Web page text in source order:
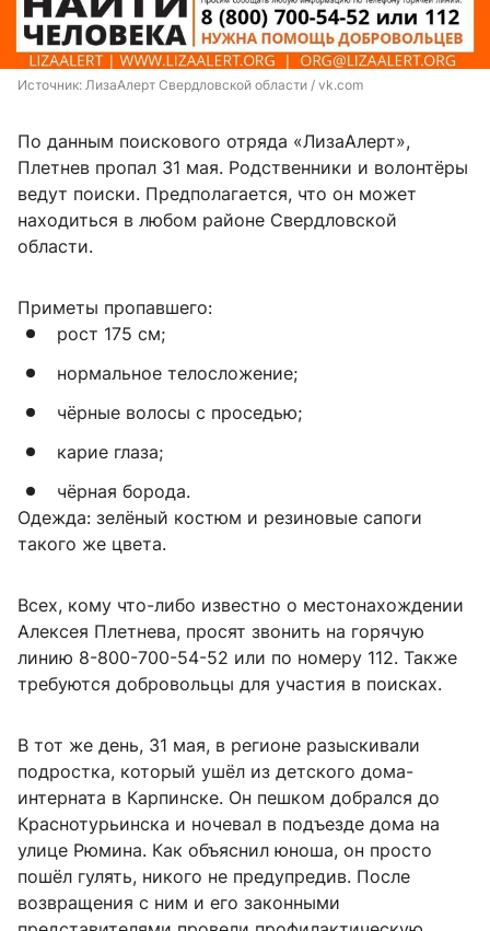
Источник: ЛизаАлерт Свердловской области / vk.com
По данным поискового отряда «ЛизаАлерт»,
Плетнев пропал 31 мая. Родственники и волонтёры
ведут поиски. Предполагается, что он может
находиться в любом районе Свердловской
области.
Приметы пропавшего:
рост 175 см;
нормальное телосложение;
чёрные волосы с проседью;
карие глаза;
чёрная борода.
Одежда: зелёный костюм и резиновые сапоги
такого же цвета.
Всех, кому что-либо известно о местонахождении
Алексея Плетнева, просят звонить на горячую
линию 8-800-700-54-52 или по номеру 112. Также
требуются добровольцы для участия в поисках.
В тот же день, 31 мая, в регионе разыскивали
подростка, который ушёл из детского дома-
интерната в Карпинске. Он пешком добрался до
Краснотурьинска и ночевал в подъезде дома на
улице Рюмина. Как объяснил юноша, он просто
пошёл гулять, никого не предупредив. После
возвращения с ним и его законными